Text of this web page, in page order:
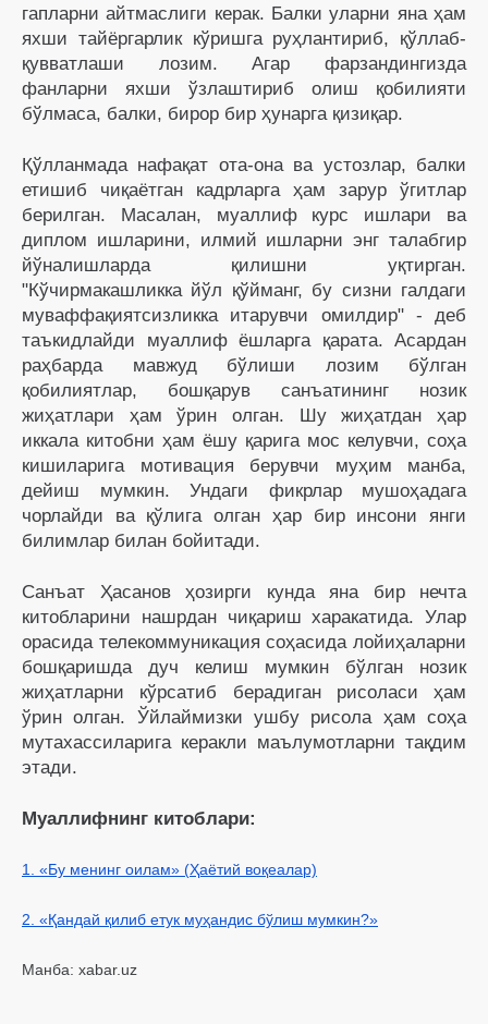
гапларни айтмаслиги керак. Балки уларни яна ҳам
яхши тайёргарлик кўришга руҳлантириб, қўллаб-
қувватлаши лозим. Агар фарзандингизда
фанларни яхши ўзлаштириб олиш қобилияти
бўлмаса, балки, бирор бир ҳунарга қизиқар.
Қўлланмада нафақат ота-она ва устозлар, балки
етишиб чиқаётган кадрларга ҳам зарур ўгитлар
берилган. Масалан, муаллиф курс ишлари ва
диплом ишларини, илмий ишларни энг талабгир
йўналишларда қилишни уқтирган.
"Кўчирмакашликка йўл қўйманг, бу сизни галдаги
муваффақиятсизликка итарувчи омилдир" - деб
таъкидлайди муаллиф ёшларга қарата. Асардан
раҳбарда мавжуд бўлиши лозим бўлган
қобилиятлар, бошқарув санъатининг нозик
жиҳатлари ҳам ўрин олган. Шу жиҳатдан ҳар
иккала китобни ҳам ёшу қарига мос келувчи, соҳа
кишиларига мотивация берувчи муҳим манба,
дейиш мумкин. Ундаги фикрлар мушоҳадага
чорлайди ва қўлига олган ҳар бир инсони янги
билимлар билан бойитади.
Санъат Ҳасанов ҳозирги кунда яна бир нечта
китобларини нашрдан чиқариш харакатида. Улар
орасида телекоммуникация соҳасида лойиҳаларни
бошқаришда дуч келиш мумкин бўлган нозик
жиҳатларни кўрсатиб берадиган рисоласи ҳам
ўрин олган. Ўйлаймизки ушбу рисола ҳам соҳа
мутахассиларига керакли маълумотларни тақдим
этади.
Муаллифнинг китоблари:
1. «Бу менинг оилам» (Ҳаётий воқеалар)
2. «Қандай қилиб етук муҳандис бўлиш мумкин?»
Манба: xabar.uz